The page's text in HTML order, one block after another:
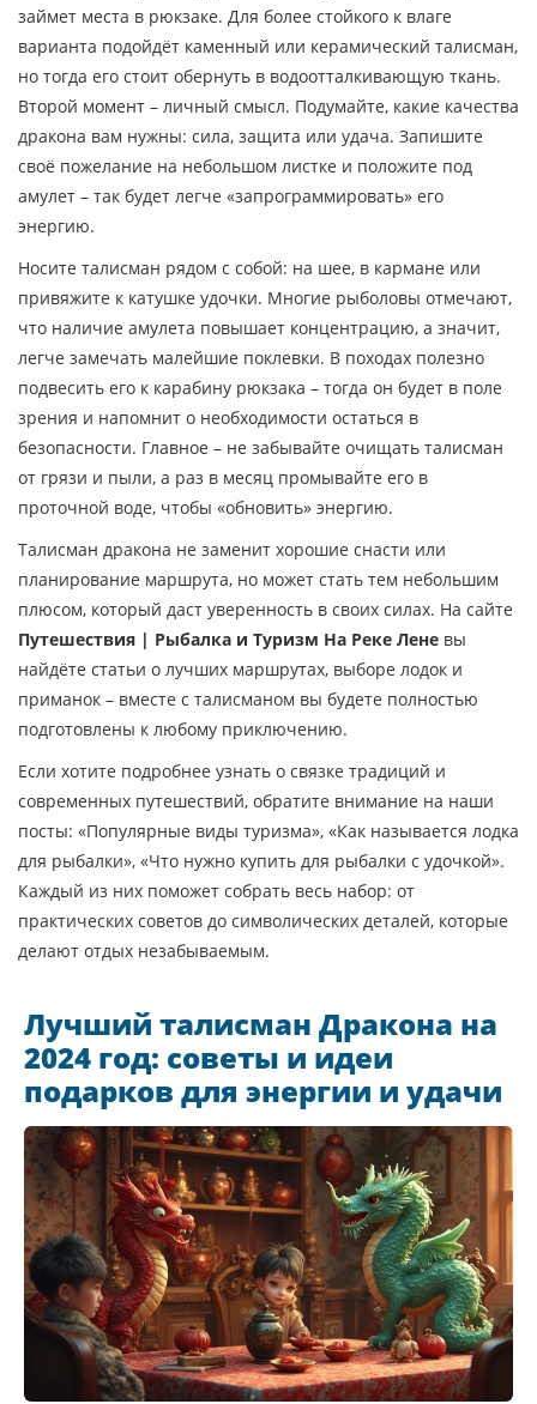
займет места в рюкзаке. Для более стойкого к влаге
варианта подойдёт каменный или керамический талисман,
но тогда его стоит обернуть в водоотталкивающую ткань.
Второй момент – личный смысл. Подумайте, какие качества
дракона вам нужны: сила, защита или удача. Запишите
своё пожелание на небольшом листке и положите под
амулет – так будет легче «запрограммировать» его
энергию.
Носите талисман рядом с собой: на шее, в кармане или
привяжите к катушке удочки. Многие рыболовы отмечают,
что наличие амулета повышает концентрацию, а значит,
легче замечать малейшие поклевки. В походах полезно
подвесить его к карабину рюкзака – тогда он будет в поле
зрения и напомнит о необходимости остаться в
безопасности. Главное – не забывайте очищать талисман
от грязи и пыли, а раз в месяц промывайте его в
проточной воде, чтобы «обновить» энергию.
Талисман дракона не заменит хорошие снасти или
планирование маршрута, но может стать тем небольшим
плюсом, который даст уверенность в своих силах. На сайте
Путешествия | Рыбалка и Туризм На Реке Лене вы
найдёте статьи о лучших маршрутах, выборе лодок и
приманок – вместе с талисманом вы будете полностью
подготовлены к любому приключению.
Если хотите подробнее узнать о связке традиций и
современных путешествий, обратите внимание на наши
посты: «Популярные виды туризма», «Как называется лодка
для рыбалки», «Что нужно купить для рыбалки с удочкой».
Каждый из них поможет собрать весь набор: от
практических советов до символических деталей, которые
делают отдых незабываемым.
Лучший талисман Дракона на
2024 год: советы и идеи
подарков для энергии и удачи